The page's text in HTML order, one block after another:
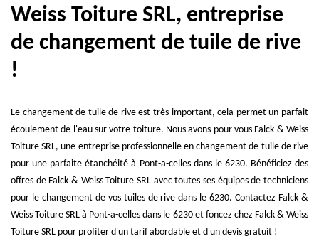
Weiss Toiture SRL, entreprise
de changement de tuile de rive
!
Le changement de tuile de rive est très important, cela permet un parfait
écoulement de l'eau sur votre toiture. Nous avons pour vous Falck & Weiss
Toiture SRL, une entreprise professionnelle en changement de tuile de rive
pour une parfaite étanchéité à Pont-a-celles dans le 6230. Bénéficiez des
offres de Falck & Weiss Toiture SRL avec toutes ses équipes de techniciens
pour le changement de vos tuiles de rive dans le 6230. Contactez Falck &
Weiss Toiture SRL à Pont-a-celles dans le 6230 et foncez chez Falck & Weiss
Toiture SRL pour profiter d'un tarif abordable et d'un devis gratuit !